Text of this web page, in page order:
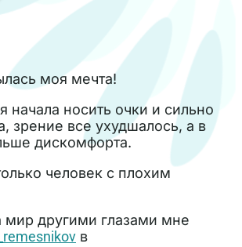
моя мечта!
начала носить очки и сильно
зрение все ухудшалось, а в
дискомфорта.
человек с плохим
мир другими глазами мне
в